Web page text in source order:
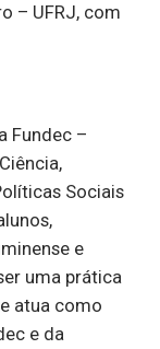
– UFRJ, com
Fundec –
Sociais
e
uma prática
atua como
e da